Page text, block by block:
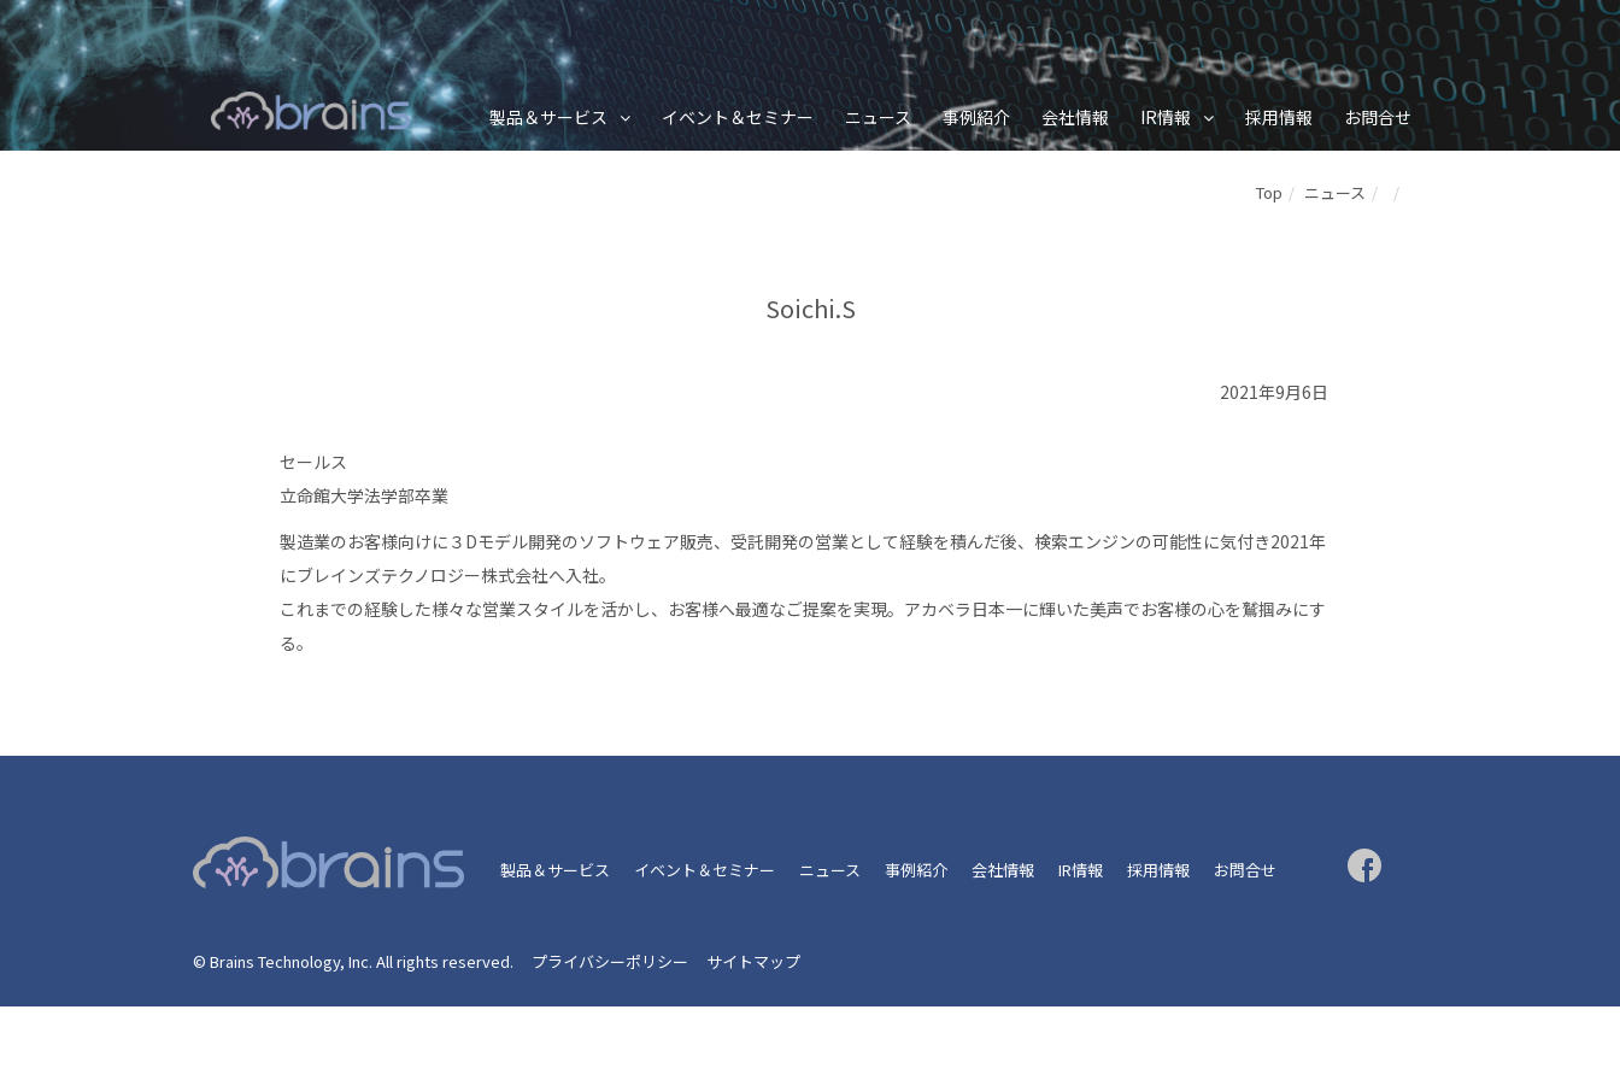
製品＆サービス イベント＆セミナー ニュース 事例紹介 会社情報 IR情報 採用情報 お問合せ
Top ニュース
Soichi.S
2021年9月6日
セールス
立命館大学法学部卒業
製造業のお客様向けに３Dモデル開発のソフトウェア販売、受託開発の営業として経験を積んだ後、検索エンジンの可能性に気付き2021年
にブレインズテクノロジー株式会社へ入社。
これまでの経験した様々な営業スタイルを活かし、お客様へ最適なご提案を実現。アカベラ日本一に輝いた美声でお客様の心を鷲掴みにす
る。
製品＆サービス イベント＆セミナー ニュース 事例紹介 会社情報 IR情報 採用情報 お問合せ
© Brains Technology, Inc. All rights reserved. プライバシーポリシー サイトマップ